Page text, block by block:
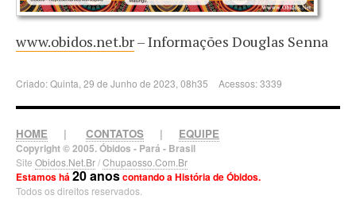
www.obidos.net.br– Informações Douglas Senna
Criado: Quinta, 29 de Junho de 2023, 08h35 Acessos: 3339
HOME | CONTATOS | EQUIPE
Copyright © 2005. Óbidos - Pará - Brasil
Site Obidos.Net.Br/Chupaosso.Com.Br
Estamos há20 anoscontando a História de Óbidos.
Todos os direitos reservados.